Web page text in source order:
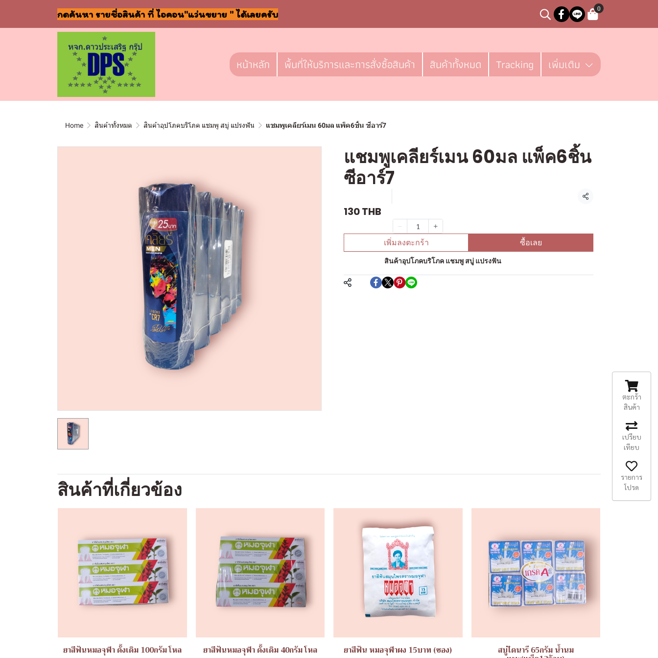
กดค้นหา รายชื่อสินค้า ที่ ไอคอน"แว่นขยาย " ได้เลยครับ
0
หน้าหลัก พื้นที่ให้บริการและการสั่งซื้อสินค้า สินค้าทั้งหมด Tracking เพิ่มเติม
Home สินค้าทั้งหมด สินค้าอุปโภคบริโภค แชมพู สบู่ แปรงฟัน แชมพูเคลียร์เมน 60มล แพ็ค6ชิ้น ซีอาร์7
แชมพูเคลียร์เมน 60มล แพ็ค6ชิ้น
ซีอาร์7
แชร์
130 THB
เพิ่มลงตะกร้า ซื้อเลย
สินค้าอุปโภคบริโภค แชมพู สบู่ แปรงฟัน
สินค้าที่เกี่ยวข้อง
ยาสีฟันหมอจุฬา ดั้งเดิม 100กรัม โหล ยาสีฟันหมอจุฬา ดั้งเดิม 40กรัม โหล ยาสีฟัน หมอจุฬาผง 15บาท (ซอง) สบู่ไดนารี 65กรัม น้ำนม
ตะกร้า
สินค้า
เปรียบ
เทียบ
รายการ
โปรด